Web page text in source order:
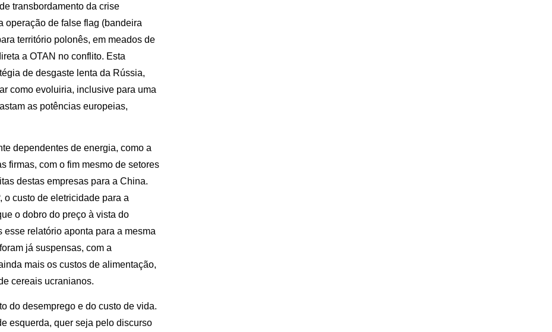
transbordamento da crise
operação de false flag (bandeira
território polonês, em meados de
a OTAN no conflito. Esta
de desgaste lenta da Rússia,
como evoluiria, inclusive para uma
as potências europeias,
dependentes de energia, como a
firmas, com o fim mesmo de setores
destas empresas para a China.
, o custo de eletricidade para a
o dobro do preço à vista do
relatório aponta para a mesma
já suspensas, com a
mais os custos de alimentação,
cereais ucranianos.
do desemprego e do custo de vida.
esquerda, quer seja pelo discurso